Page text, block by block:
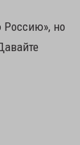
Россию», но